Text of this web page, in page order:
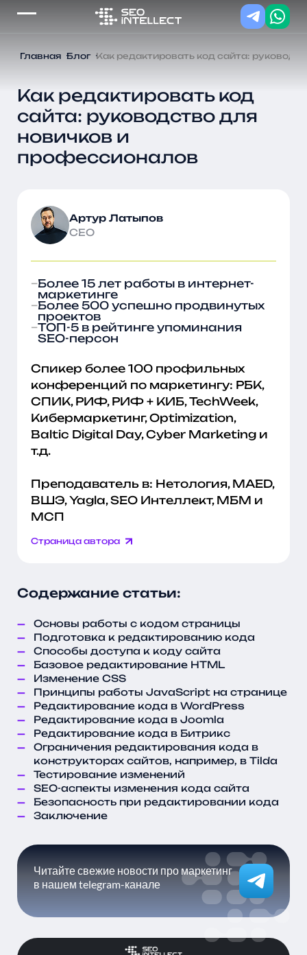
Главная Блог Как редактировать код сайта:
Как редактировать код
сайта: руководство для
новичков и
профессионалов
Артур Латыпов
CEO
Более 15 лет работы в интернет-
маркетинге
Более 500 успешно продвинутых
проектов
ТОП-5 в рейтинге упоминания
SEO-персон
Спикер более 100 профильных
конференций по маркетингу: РБК,
СПИК, РИФ, РИФ + КИБ, TechWeek,
Кибермаркетинг, Optimization,
Baltic Digital Day, Cyber Marketing и
т.д.
Преподаватель в: Нетология, MAED,
ВШЭ, Yagla, SEO Интеллект, МБМ и
МСП
Страница автора
Содержание статьи:
Основы работы с кодом страницы
Подготовка к редактированию кода
Способы доступа к коду сайта
Базовое редактирование HTML
Изменение CSS
Принципы работы JavaScript на странице
Редактирование кода в WordPress
Редактирование кода в Joomla
Редактирование кода в Битрикс
Ограничения редактирования кода в
конструкторах сайтов, например, в Tilda
Тестирование изменений
SEO-аспекты изменения кода сайта
Безопасность при редактировании кода
Заключение
Читайте свежие новости про маркетинг
в нашем telegram-канале